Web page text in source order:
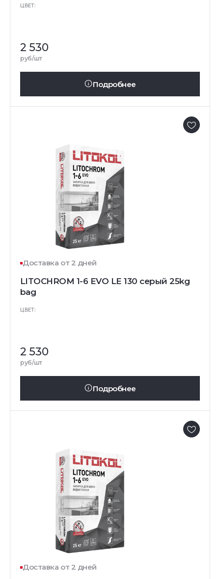
ЦВЕТ:
2 530
руб/шт
Подробнее
Доставка от 2 дней
LITOCHROM 1-6 EVO LE 130 серый 25kg
bag
ЦВЕТ:
2 530
руб/шт
Подробнее
Доставка от 2 дней